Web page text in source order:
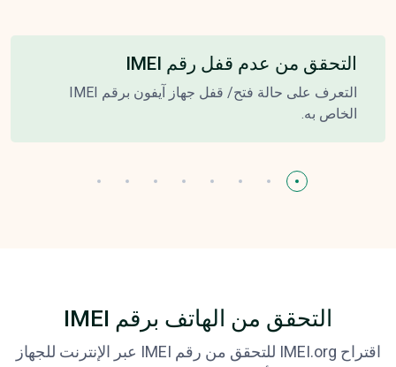
التحقق من عدم قفل رقم IMEI
التعرف على حالة فتح/ قفل جهاز آيفون برقم IMEI
الخاص به.
التحقق من الهاتف برقم IMEI
اقتراح IMEI.org للتحقق من رقم IMEI عبر الإنترنت للجهاز